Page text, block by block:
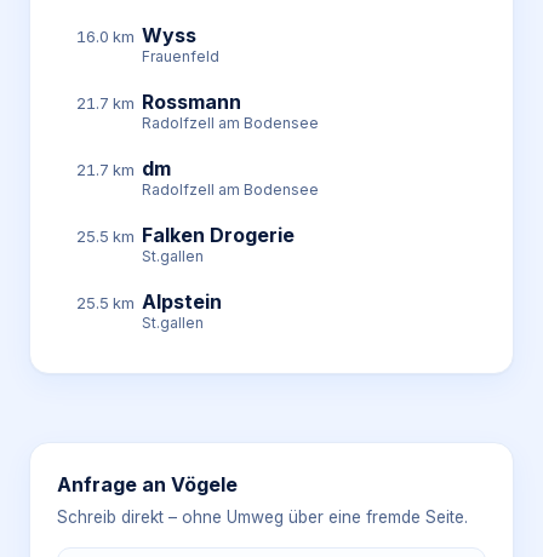
16.0 km Wyss
Frauenfeld
21.7 km Rossmann
Radolfzell am Bodensee
21.7 km dm
Radolfzell am Bodensee
25.5 km Falken Drogerie
St.gallen
25.5 km Alpstein
St.gallen
Anfrage an Vögele
Schreib direkt – ohne Umweg über eine fremde Seite.